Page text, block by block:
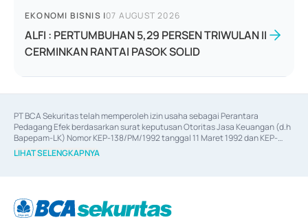
EKONOMI BISNIS |07 AUGUST 2026
ALFI : PERTUMBUHAN 5,29 PERSEN TRIWULAN II
CERMINKAN RANTAI PASOK SOLID
PT BCA Sekuritas telah memperoleh izin usaha sebagai Perantara
Pedagang Efek berdasarkan surat keputusan Otoritas Jasa Keuangan (d.h
Bapepam-LK) Nomor KEP-138/PM/1992 tanggal 11 Maret 1992 dan KEP-
06/D.04/2014 tanggal 28 Februari 2014, izin usaha sebagai Penjamin Emisi
Efek berdasarkan surat keputusan Otoritas Jasa Keuangan Nomor KEP-
berdasarkan surat keputusan Otoritas Jasa Keuangan Nomor S-
67/PM.21/2017 tanggal 3 Februari 2017, dan beberapa izin usaha lainnya
LIHAT SELENGKAPNYA